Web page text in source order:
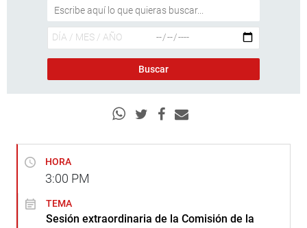
HORA
3:00 PM
TEMA
Sesión extraordinaria de la Comisión de la